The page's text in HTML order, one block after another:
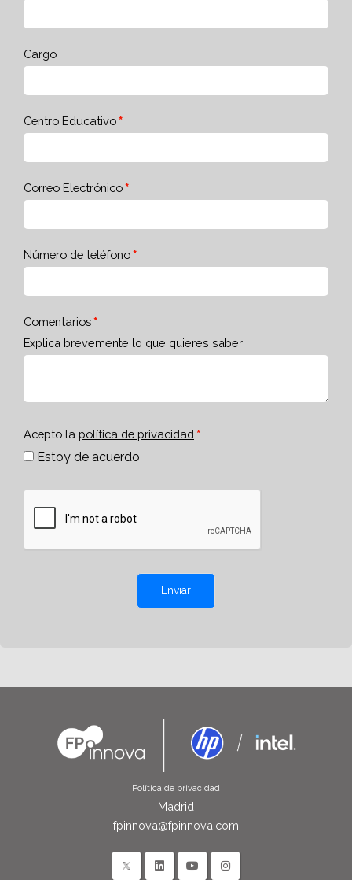
Cargo
Centro Educativo
Correo Electrónico
Número de teléfono
Comentarios
Explica brevemente lo que quieres saber
Acepto la política de privacidad
Estoy de acuerdo
Enviar
Política de privacidad
Madrid
fpinnova@fpinnova.com